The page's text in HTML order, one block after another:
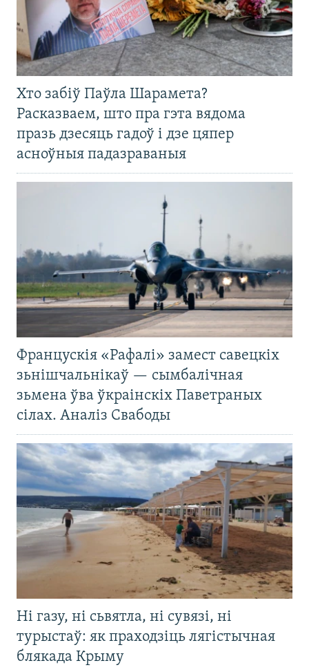
Хто забіў Паўла Шарамета?
Расказваем, што пра гэта вядома
празь дзесяць гадоў і дзе цяпер
асноўныя падазраваныя
Францускія «Рафалі» замест савецкіх
зьнішчальнікаў — сымбалічная
зьмена ўва ўкраінскіх Паветраных
сілах. Аналіз Свабоды
Ні газу, ні сьвятла, ні сувязі, ні
турыстаў: як праходзіць лягістычная
блякада Крыму